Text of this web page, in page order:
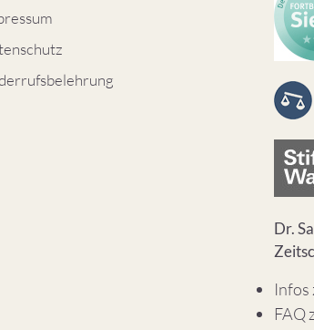
Dr.
Infos
FAQ